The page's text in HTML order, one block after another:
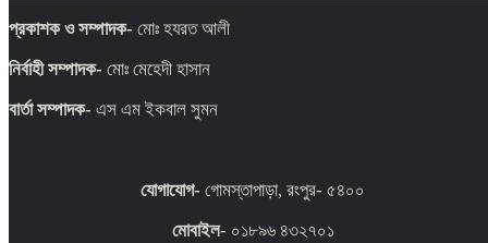
প্রকাশক ও সম্পাদক- মোঃ হযরত আলী
নির্বাহী সম্পাদক- মোঃ মেহেদী হাসান
বার্তা সম্পাদক- এস এম ইকবাল সুমন
যোগাযোগ- গোমস্তাপাড়া, রংপুর- ৫৪০০
মোবাইল- ০১৮৯৬ ৪৩২৭০১